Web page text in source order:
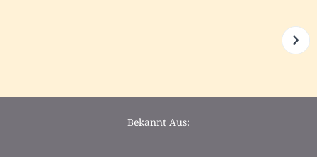
Bekannt Aus: